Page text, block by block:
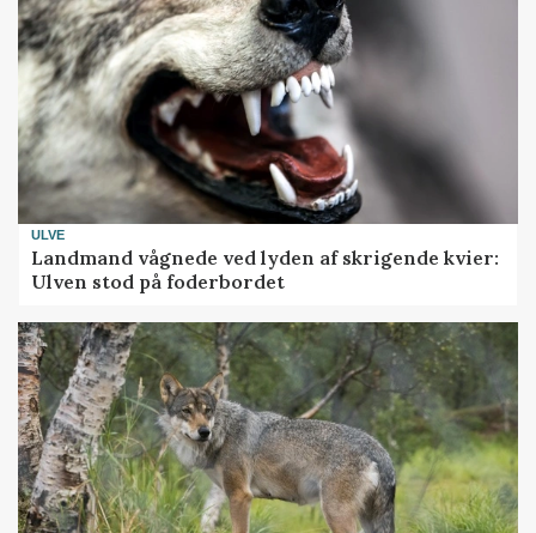
ULVE
Landmand vågnede ved lyden af skrigende kvier:
Ulven stod på foderbordet